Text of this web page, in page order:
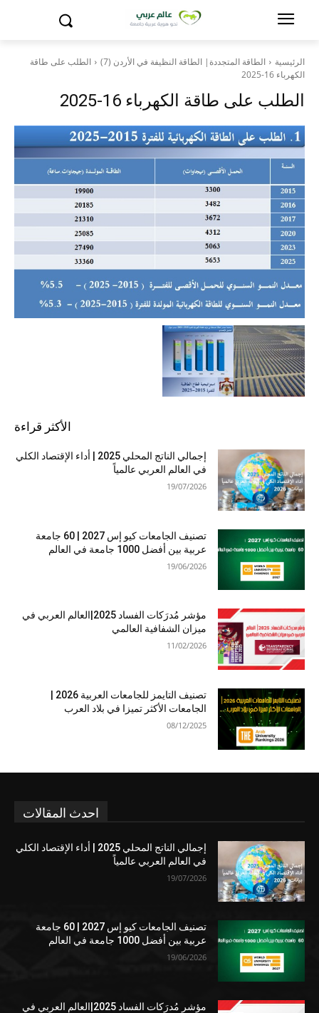
الرئيسية الطاقة المتجددة| الطاقة النظيفة في الأردن (7)
الطلب على طاقة
الكهرباء 16-2025
الطلب على طاقة الكهرباء 16-2025
الأكثر قراءة
إجمالي الناتج المحلي 2025 | أداء الإقتصاد الكلي
في العالم العربي عالمياً
19/07/2026
تصنيف الجامعات كيو إس 2027 | 60 جامعة
عربية بين أفضل 1000 جامعة في العالم
19/06/2026
مؤشر مُدرَكات الفساد 2025|العالم العربي في
ميزان الشفافية العالمي
11/02/2026
الجامعات الأكثر تميزا في بلاد العرب
08/12/2025
احدث المقالات
إجمالي الناتج المحلي 2025 | أداء الإقتصاد الكلي
في العالم العربي عالمياً
19/07/2026
تصنيف الجامعات كيو إس 2027 | 60 جامعة
عربية بين أفضل 1000 جامعة في العالم
19/06/2026
مؤشر مُدرَكات الفساد 2025|العالم العربي في